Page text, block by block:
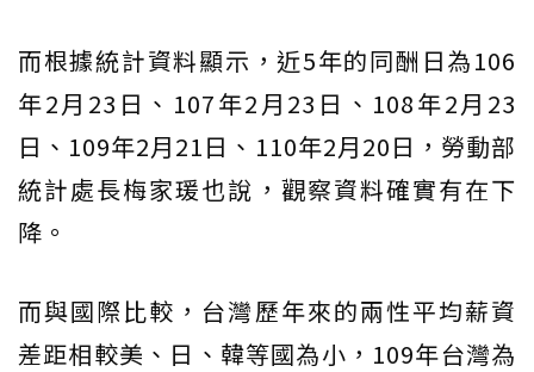
而根據統計資料顯示，近5年的同酬日為106
年2月23日、107年2月23日、108年2月23
日、109年2月21日、110年2月20日，勞動部
統計處長梅家瑗也說，觀察資料確實有在下
降。
而與國際比較，台灣歷年來的兩性平均薪資
差距相較美、日、韓等國為小，109年台灣為